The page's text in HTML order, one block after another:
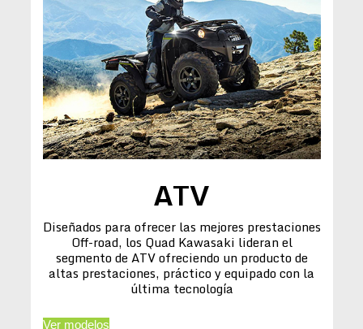
ATV
Diseñados para ofrecer las mejores prestaciones
Off-road, los Quad Kawasaki lideran el
segmento de ATV ofreciendo un producto de
altas prestaciones, práctico y equipado con la
última tecnología
Ver modelos